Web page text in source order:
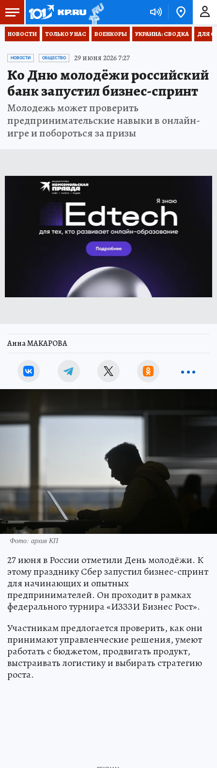
НОВОСТИ ТОЛЬКО У НАС ВОЕНКОРЫ УКРАИНА: СВОДКА ДЛЯ
НОВОСТИ ОБЩЕСТВО 29 июня 2026 7:27
Ко Дню молодёжи российский
банк запустил бизнес-спринт
Молодежь может проверить
предпринимательские навыки в онлайн-
игре и побороться за призы
Анна МАКАРОВА
Фото: архив КП
27 июня в России отметили День молодёжи. К
этому празднику Сбер запустил бизнес-спринт
для начинающих и опытных
предпринимателей. Он проходит в рамках
федерального турнира «ИЗЗЗИ Бизнес Рост».
Участникам предлогается проверить, как они
принимают управленческие решения, умеют
работать с бюджетом, продвигать продукт,
выстраивать логистику и выбирать стратегию
роста.